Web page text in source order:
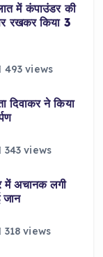
में कंपाउंडर की
रखकर किया 3
493 views
ने किया
343 views
अचानक लगी
318 views